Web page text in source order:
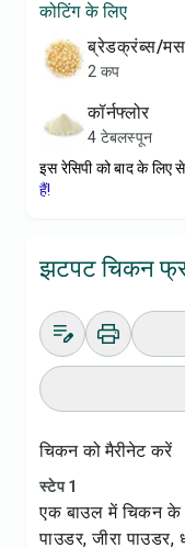
कोटिंग के लिए
ब्रेडक्रंब्स/
2 कप
कॉर्नफ्लोर
4 टेबलस्पून
इस रेसिपी को बाद के लिए
हैं!
झटपट चिकन
चिकन को मैरीनेट करें
स्टेप 1
एक बाउल में चिकन के
पाउडर, जीरा